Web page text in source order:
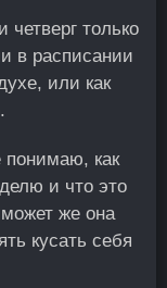
четверг только
в расписании
или как
как
и что это
же она
кусать себя